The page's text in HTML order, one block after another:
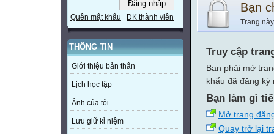
Quên mật khẩu ĐK thành viên
THÔNG TIN
Giới thiệu bản thân
Lịch học tập
Ảnh của tôi
Lưu giữ kỉ niệm
Bạn
Trang
Truy cập
Bạn phải mở
khẩu đã đăng
Bạn làm gì
Mở trang
Quay trở lại